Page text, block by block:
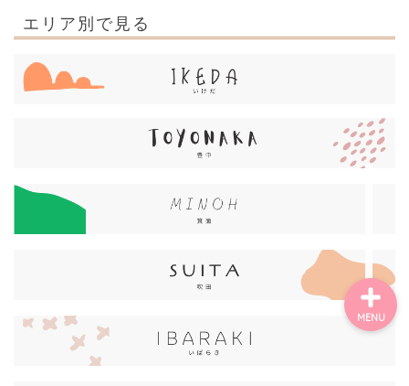
エリア別で見る
MENU
報】掲載希望される方へ